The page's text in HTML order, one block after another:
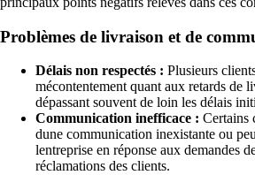
Problèmes de livraison et de
Délais non respectés : Plusieurs
mécontentement quant aux retards de
dépassant souvent de loin les délais
Communication inefficace : Certains
dune communication inexistante ou
lentreprise en réponse aux demandes
réclamations des clients.